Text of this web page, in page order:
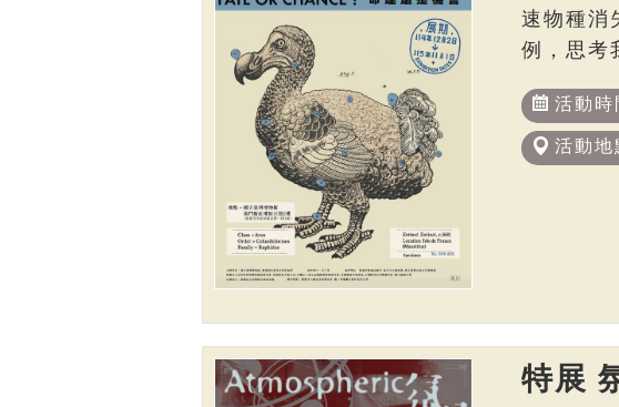
速物種消
例，思考
活動時
活動地
特展